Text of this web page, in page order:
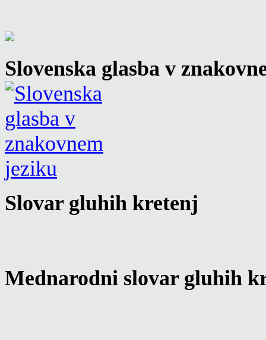
Slovenska glasba v
Slovar gluhih kretenj
Mednarodni slovar gluhih